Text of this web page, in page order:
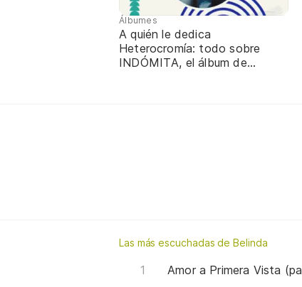
Álbumes
A quién le dedica
Heterocromía: todo sobre
INDÓMITA, el álbum de
Las más escuchadas de Belinda